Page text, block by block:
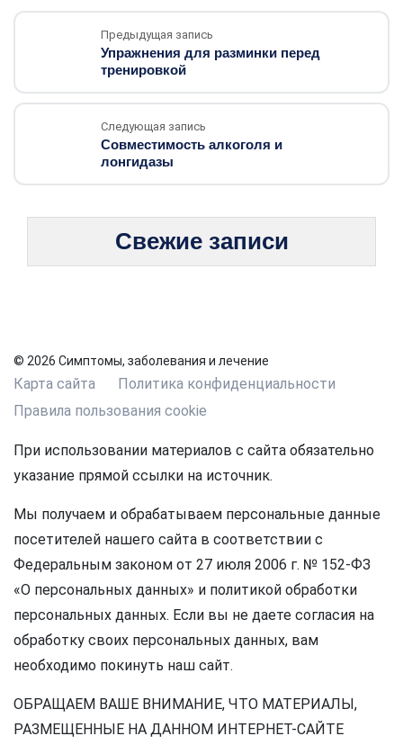
Предыдущая запись
Упражнения для разминки перед
тренировкой
Следующая запись
Совместимость алкоголя и
лонгидазы
Свежие записи
© 2026 Симптомы, заболевания и лечение
Карта сайта
Политика конфиденциальности
Правила пользования cookie
При использовании материалов с сайта обязательно
указание прямой ссылки на источник.
Мы получаем и обрабатываем персональные данные
посетителей нашего сайта в соответствии с
Федеральным законом от 27 июля 2006 г. № 152-ФЗ
«О персональных данных» и политикой обработки
персональных данных. Если вы не даете согласия на
обработку своих персональных данных, вам
необходимо покинуть наш сайт.
ОБРАЩАЕМ ВАШЕ ВНИМАНИЕ, ЧТО МАТЕРИАЛЫ,
РАЗМЕЩЕННЫЕ НА ДАННОМ ИНТЕРНЕТ-САЙТЕ